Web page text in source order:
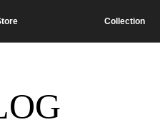
Collection